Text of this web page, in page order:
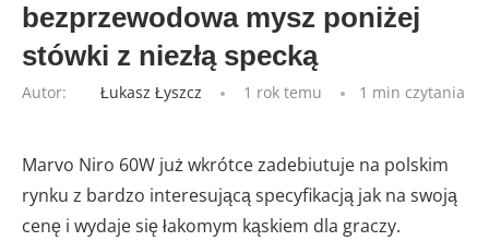
bezprzewodowa mysz poniżej
stówki z niezłą specką
Autor: Łukasz Łyszcz 1 rok temu 1 min czytania
Marvo Niro 60W już wkrótce zadebiutuje na polskim
rynku z bardzo interesującą specyfikacją jak na swoją
cenę i wydaje się łakomym kąskiem dla graczy.